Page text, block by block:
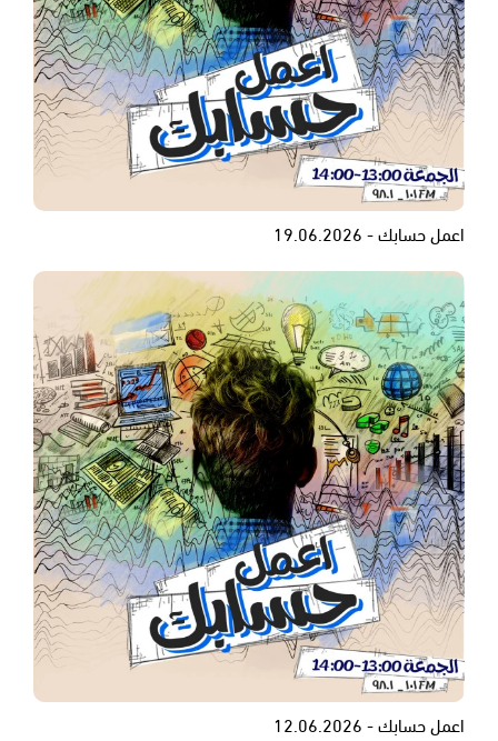
اعمل حسابك - 19.06.2026
اعمل حسابك - 12.06.2026